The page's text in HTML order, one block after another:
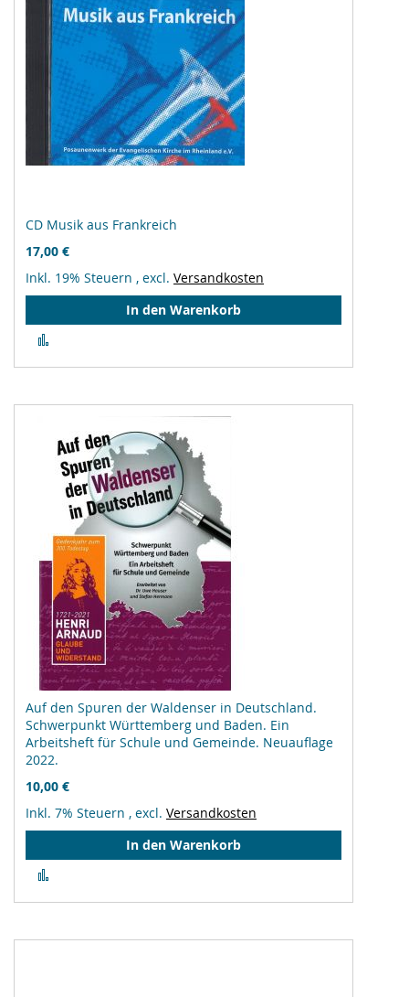
CD Musik aus Frankreich
17,00 €
Inkl. 19% Steuern , excl. Versandkosten
In den Warenkorb
hinzufügen
Auf den Spuren der Waldenser in Deutschland.
Schwerpunkt Württemberg und Baden. Ein
Arbeitsheft für Schule und Gemeinde. Neuauflage
2022.
10,00 €
Inkl. 7% Steuern , excl. Versandkosten
In den Warenkorb
hinzufügen